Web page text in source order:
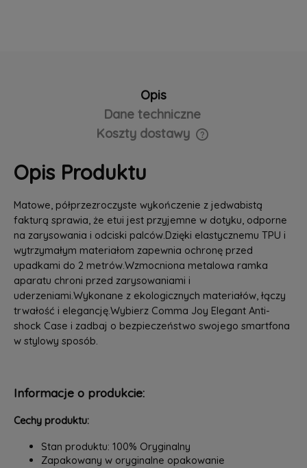
Opis
Dane techniczne
Koszty dostawy
Cena nie zawiera ewentualnych kosztów płatności
Opis Produktu
Matowe, półprzezroczyste wykończenie z jedwabistą
fakturą sprawia, że etui jest przyjemne w dotyku, odporne
na zarysowania i odciski palców.Dzięki elastycznemu TPU i
wytrzymałym materiałom zapewnia ochronę przed
upadkami do 2 metrów.Wzmocniona metalowa ramka
aparatu chroni przed zarysowaniami i
uderzeniami.Wykonane z ekologicznych materiałów, łączy
trwałość i elegancję.Wybierz Comma Joy Elegant Anti-
shock Case i zadbaj o bezpieczeństwo swojego smartfona
w stylowy sposób.
Informacje o produkcie:
Cechy produktu:
Stan produktu: 100% Oryginalny
Zapakowany w oryginalne opakowanie